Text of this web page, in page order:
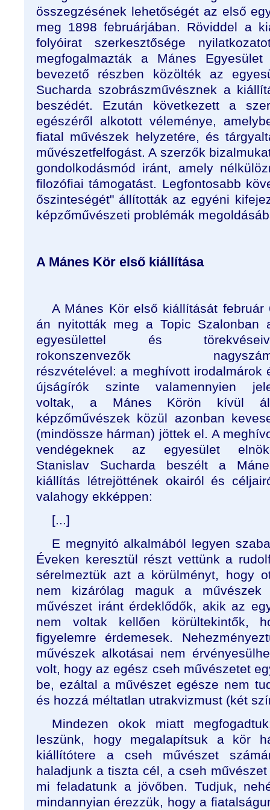
összegzésének lehetőségét az első
meg 1898 februárjában. Röviddel a
folyóirat szerkesztősége
megfogalmazták a Mánes
bevezető részben közölték az
Sucharda szobrászművésznek a
beszédét. Ezután következett a
egészéről alkotott véleménye,
fiatal művészek helyzetére, és
művészetfelfogást. A szerzők
gondolkodásmód iránt, amely
filozófiai támogatást. Legfontosabb
őszinteségét" állították az egyéni
képzőművészeti problémák
A Mánes Kör első kiállítása
A Mánes Kör első kiállítását február
án nyitották meg a Topic Szalonban
egyesülettel és
rokonszenvezők
részvételével: a meghívott irodalmárok
újságírók szinte valamennyien
voltak, a Mánes Körön kívül
képzőművészek közül azonban
(mindössze hárman) jöttek el. A
vendégeknek az egyesület
Stanislav Sucharda beszélt a
kiállítás létrejöttének okairól és
valahogy ekképpen:
[...]
E megnyitó alkalmából legyen
Éveken keresztül részt vettünk a
sérelmeztük azt a körülményt, hogy
nem kizárólag maguk a művészek
művészet iránt érdeklődők, akik az
nem voltak kellően körültekintők,
figyelemre érdemesek.
művészek alkotásai nem
volt, hogy az egész cseh művészetet
be, ezáltal a művészet egésze nem
és hozzá méltatlan utrakvizmust (két
Mindezen okok miatt
leszünk, hogy megalapítsuk a kör
kiállítótere a cseh művészet
haladjunk a tiszta cél, a cseh
mi feladatunk a jövőben. Tudjuk,
mindannyian érezzük, hogy a